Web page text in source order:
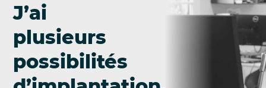
J’ai
plusieurs
possibilités